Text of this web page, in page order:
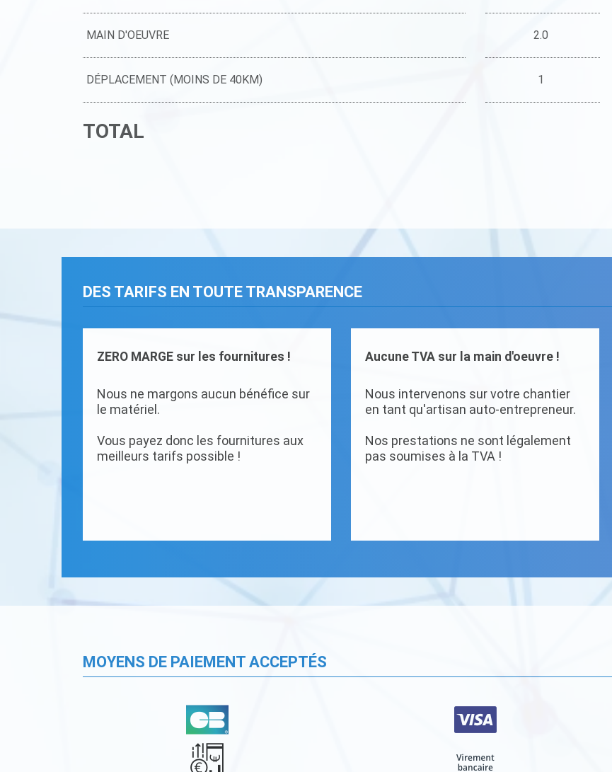
MAIN D'OEUVRE 2.0
DÉPLACEMENT (MOINS DE 40KM) 1
TOTAL
DES TARIFS EN TOUTE TRANSPARENCE
ZERO MARGE sur les fournitures !
Nous ne margons aucun bénéfice sur
le matériel.
Vous payez donc les fournitures aux
meilleurs tarifs possible !
Aucune TVA sur la main d'oeuvre !
Nous intervenons sur votre chantier
en tant qu'artisan auto-entrepreneur.
Nos prestations ne sont légalement
pas soumises à la TVA !
MOYENS DE PAIEMENT ACCEPTÉS